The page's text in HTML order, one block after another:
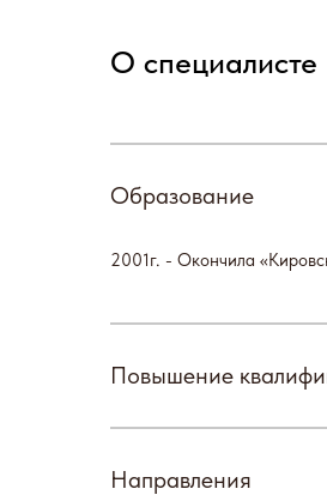
О специалисте
Образование
2001г. - Окончила
Повышение
Направления